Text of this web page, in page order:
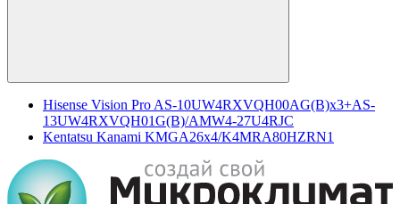
Hisense Vision Pro AS-10UW4RXVQH00AG(B)х3+AS-
13UW4RXVQH01G(B)/AMW4-27U4RJC
Kentatsu Kanami KMGA26х4/K4MRA80HZRN1